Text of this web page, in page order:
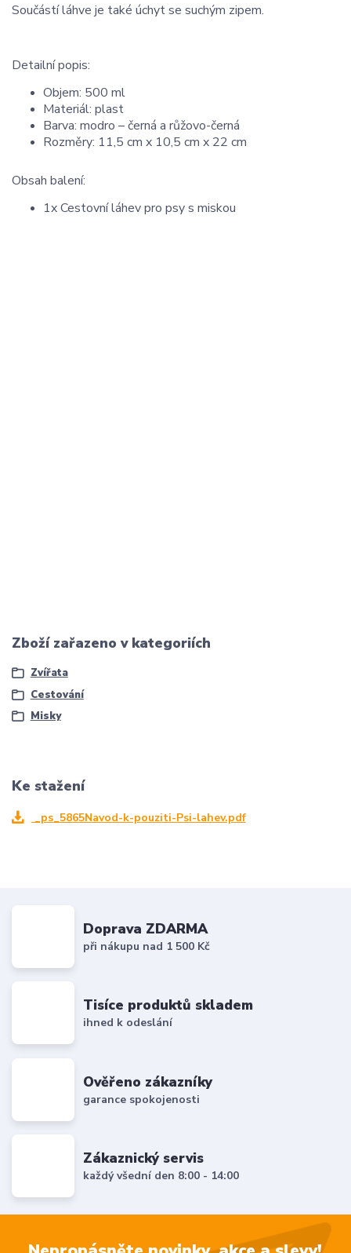
Součástí láhve je také úchyt se suchým zipem.
Detailní popis:
Objem: 500 ml
Materiál: plast
Barva: modro – černá a růžovo-černá
Rozměry: 11,5 cm x 10,5 cm x 22 cm
Obsah balení:
1x Cestovní láhev pro psy s miskou
Zboží zařazeno v kategoriích
Zvířata
Cestování
Misky
Ke stažení
_ps_5865Navod-k-pouziti-Psi-lahev.pdf
Doprava ZDARMA
při nákupu nad 1 500 Kč
Tisíce produktů skladem
ihned k odeslání
Ověřeno zákazníky
garance spokojenosti
Zákaznický servis
každý všední den 8:00 - 14:00